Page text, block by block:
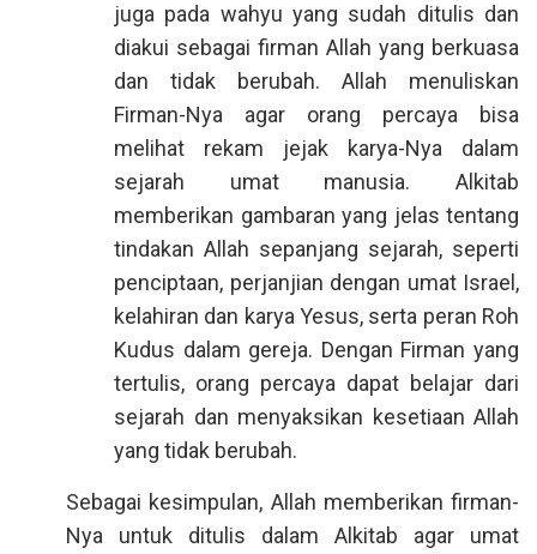
juga pada wahyu yang sudah ditulis dan
diakui sebagai firman Allah yang berkuasa
dan tidak berubah. Allah menuliskan
Firman-Nya agar orang percaya bisa
melihat rekam jejak karya-Nya dalam
sejarah umat manusia. Alkitab
memberikan gambaran yang jelas tentang
tindakan Allah sepanjang sejarah, seperti
penciptaan, perjanjian dengan umat Israel,
kelahiran dan karya Yesus, serta peran Roh
Kudus dalam gereja. Dengan Firman yang
tertulis, orang percaya dapat belajar dari
sejarah dan menyaksikan kesetiaan Allah
yang tidak berubah.
Sebagai kesimpulan, Allah memberikan firman-
Nya untuk ditulis dalam Alkitab agar umat